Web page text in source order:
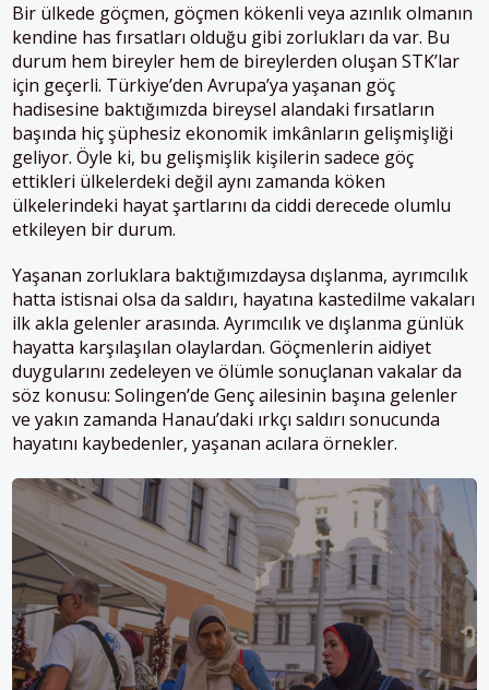
Bir ülkede göçmen, göçmen kökenli veya azınlık olmanın
kendine has fırsatları olduğu gibi zorlukları da var. Bu
durum hem bireyler hem de bireylerden oluşan STK’lar
için geçerli. Türkiye’den Avrupa’ya yaşanan göç
hadisesine baktığımızda bireysel alandaki fırsatların
başında hiç şüphesiz ekonomik imkânların gelişmişliği
geliyor. Öyle ki, bu gelişmişlik kişilerin sadece göç
ettikleri ülkelerdeki değil aynı zamanda köken
ülkelerindeki hayat şartlarını da ciddi derecede olumlu
etkileyen bir durum.
Yaşanan zorluklara baktığımızdaysa dışlanma, ayrımcılık
hatta istisnai olsa da saldırı, hayatına kastedilme vakaları
ilk akla gelenler arasında. Ayrımcılık ve dışlanma günlük
hayatta karşılaşılan olaylardan. Göçmenlerin aidiyet
duygularını zedeleyen ve ölümle sonuçlanan vakalar da
söz konusu: Solingen’de Genç ailesinin başına gelenler
ve yakın zamanda Hanau’daki ırkçı saldırı sonucunda
hayatını kaybedenler, yaşanan acılara örnekler.